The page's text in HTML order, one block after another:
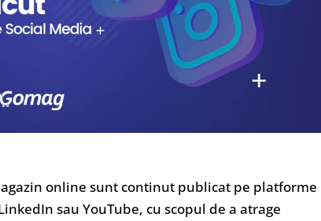
online sunt continut publicat pe platforme
sau YouTube, cu scopul de a atrage